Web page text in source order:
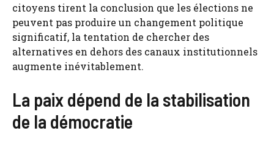
citoyens tirent la conclusion que les élections ne
peuvent pas produire un changement politique
significatif, la tentation de chercher des
alternatives en dehors des canaux institutionnels
augmente inévitablement.
La paix dépend de la stabilisation
de la démocratie